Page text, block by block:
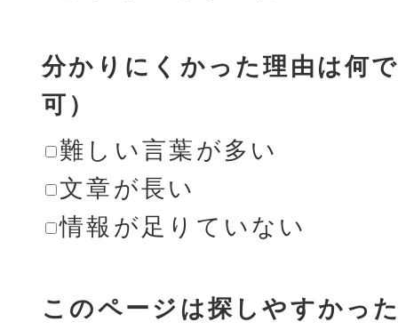
分かりにくかった理由は何
可）
難しい言葉が多い
文章が長い
情報が足りていない
このページは探しやすかっ